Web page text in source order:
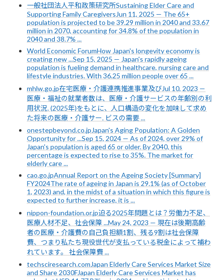
一般社団法人平和政策研究所Sustaining Elder Care and
Supporting Family CaregiversJun 11, 2025 — The 65+
population is projected to be 39.29 million in 2040 and 33.67
million in 2070, accounting for 34.8% of the population in
2040 and 38.7% ...
World Economic ForumHow Japan's longevity economy is
creating new ...Sep 15, 2025 — Japan's rapidly ageing
population is fueling demand in healthcare, nursing care and
lifestyle industries. With 36.25 million people over 65 ...
mhlw.go.jp在宅医療・介護連携推進事業及びJul 10, 2023 —
医療・福祉の就業者数は、医療・介護サービスの年齢別の利
用状況. (2025年)をもとに、人口構造の変化を加味して求め
た将来の医療・介護サー. ビスの需要 ...
onestepbeyond.co.jpJapan's Aging Population: A Golden
Opportunity for ...Sep 15, 2024 — As of 2024, over 29% of
Japan's population is aged 65 or older. By 2040, this
percentage is expected to rise to 35%. The market for
elderly care ...
cao.go.jpAnnual Report on the Ageing Society [Summary]
FY2024The rate of ageing in Japan is 29.1% (as of October
1, 2023) and, in the midst of a situation in which this figure is
expected to further increase, it is ...
nippon-foundation.or.jp迫る2025年問題とは？労働力不足、
医療人材不足、社会保障 ...May 24, 2023 — 現在は後期高齢
者の医療・介護費の自己負担額1割、残る9割は社会保障
費、つまり私たち現役世代が支払っている税金によって補わ
れています。 社会保障費 ...
techsciresearch.comJapan Elderly Care Services Market Size
and Share 2030FJapan Elderly Care Services Market has